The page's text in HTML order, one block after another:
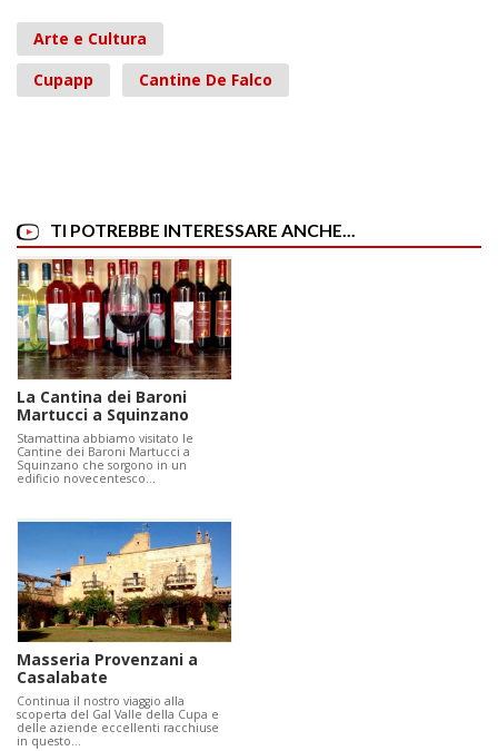
Arte e Cultura
Cupapp
Cantine De Falco
TI POTREBBE INTERESSARE ANCHE...
La Cantina dei Baroni
Martucci a Squinzano
Stamattina abbiamo visitato le
Cantine dei Baroni Martucci a
‪‎Squinzano‬ che sorgono in un
edificio novecentesco…
Masseria Provenzani a
Casalabate
Continua il nostro viaggio alla
scoperta del Gal Valle della Cupa e
delle aziende eccellenti racchiuse
in questo…